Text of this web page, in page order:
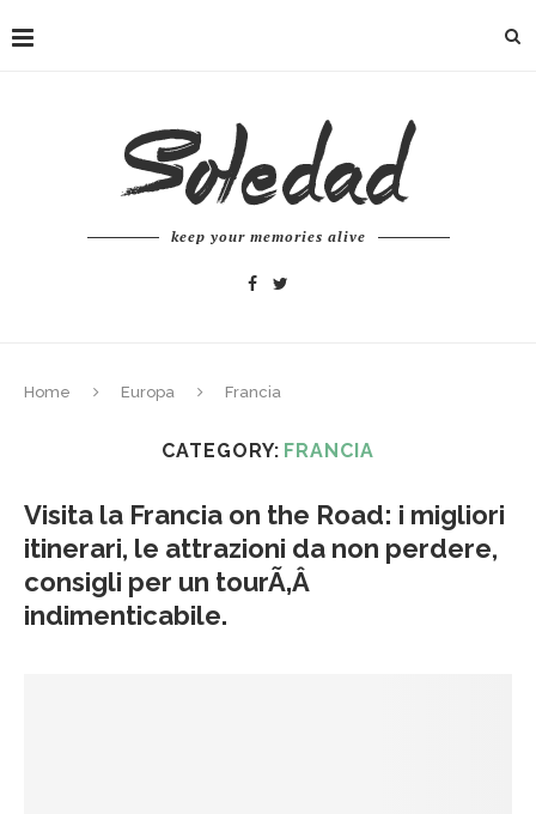
keep your memories alive
Home Europa Francia
CATEGORY: FRANCIA
Visita la Francia on the Road: i migliori
itinerari, le attrazioni da non perdere,
consigli per un tourÃ‚Â
indimenticabile.